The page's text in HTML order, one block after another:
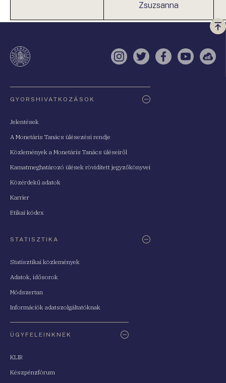
Zsuzsanna
a
Instagram
TwitterFacebook
YouTube
GYORSHIVATKOZÁSOK
Jelentések
A Monetáris Tanács ülésezési rendje
Közlemények a Monetáris Tanács üléseiről
Kamatmeghatározó ülések rövidített jegyzőkönyvei
Közérdekű adatok
Karrier
Etikai kódex
STATISZTIKA
Statisztikai közlemények
Adatok, idősorok
Módszertan
Információk adatszolgáltatóknak
ÜGYFELEINKNEK
KLIR
Készpénzfórum